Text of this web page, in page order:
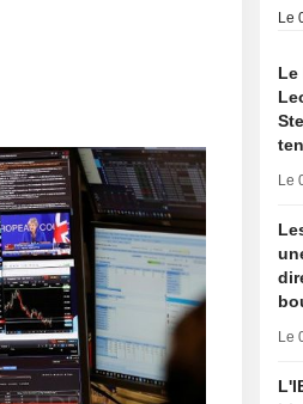
Le
Le
Le
Le